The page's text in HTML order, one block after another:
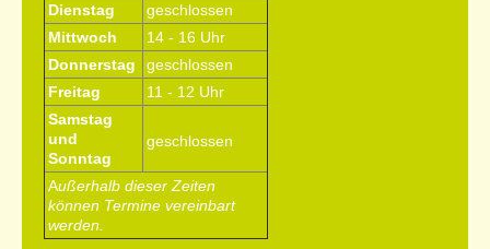
Dienstag
geschlossen
Mittwoch
14 - 16 Uhr
Donnerstag
geschlossen
Freitag
11 - 12 Uhr
Samstag
und
Sonntag
geschlossen
Außerhalb dieser Zeiten
können Termine vereinbart
werden.